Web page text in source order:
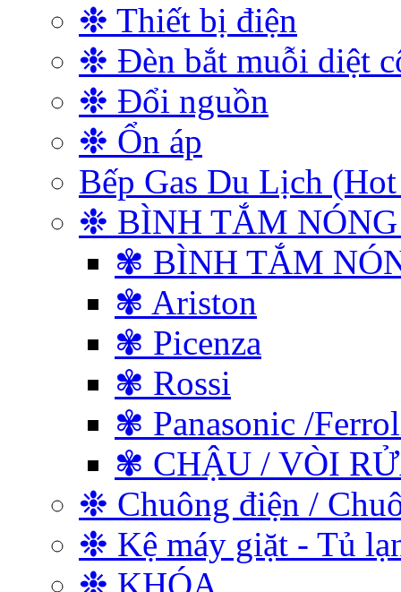
❉ Thiết bị điện
❉ Đèn bắt muỗi diệt
❉ Đổi nguồn
❉ Ổn áp
Bếp Gas Du Lịch
❉ BÌNH TẮM
✾ BÌNH TẮM
✾ Ariston
✾ Picenza
✾ Rossi
✾ Panasonic /
✾ CHẬU / VÒI
❉ Chuông điện /
❉ Kệ máy giặt - Tủ